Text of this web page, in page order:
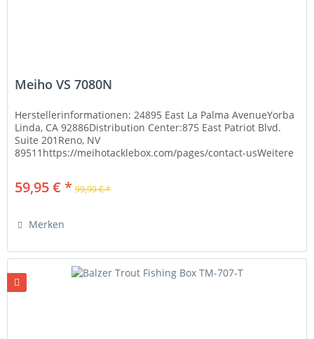
Meiho VS 7080N
Herstellerinformationen: 24895 East La Palma AvenueYorba
Linda, CA 92886Distribution Center:875 East Patriot Blvd.
Suite 201Reno, NV
89511https://meihotacklebox.com/pages/contact-usWeitere
59,95 € * 99,99 € *
Merken